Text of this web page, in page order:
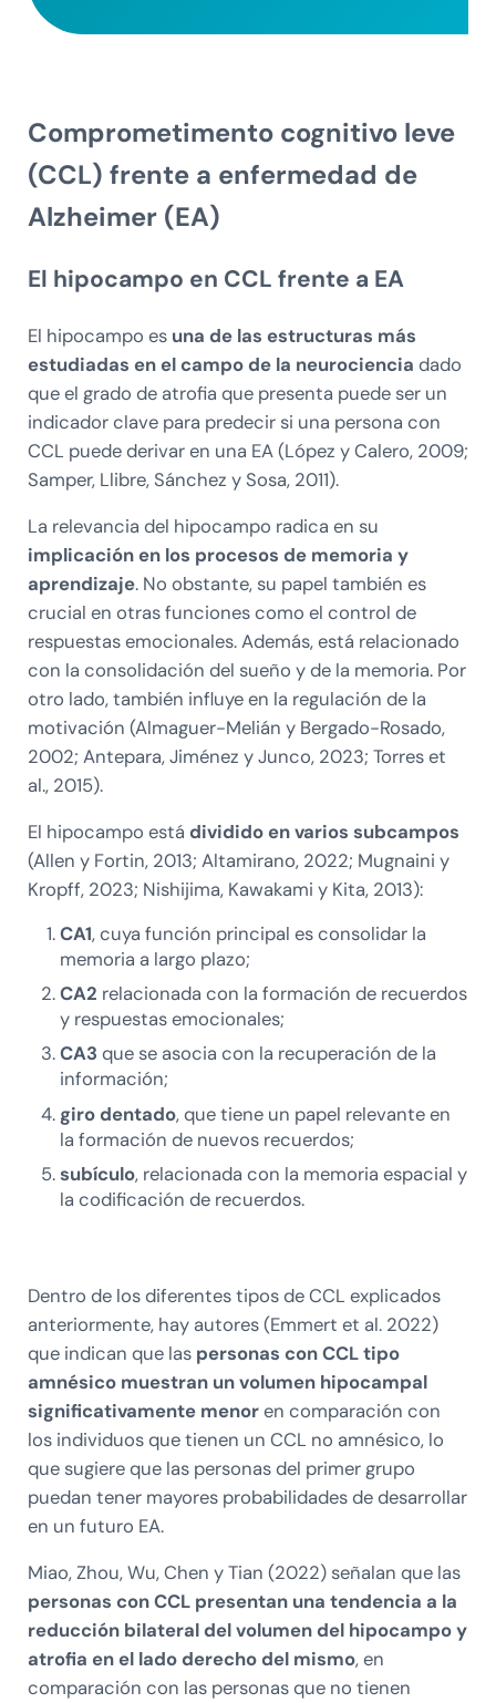
Comprometimento cognitivo leve
(CCL) frente a enfermedad de
Alzheimer (EA)
El hipocampo en CCL frente a EA
El hipocampo es una de las estructuras más
estudiadas en el campo de la neurociencia dado
que el grado de atrofia que presenta puede ser un
indicador clave para predecir si una persona con
CCL puede derivar en una EA (López y Calero, 2009;
Samper, Llibre, Sánchez y Sosa, 2011).
La relevancia del hipocampo radica en su
implicación en los procesos de memoria y
aprendizaje. No obstante, su papel también es
crucial en otras funciones como el control de
respuestas emocionales. Además, está relacionado
con la consolidación del sueño y de la memoria. Por
otro lado, también influye en la regulación de la
motivación (Almaguer-Melián y Bergado-Rosado,
2002; Antepara, Jiménez y Junco, 2023; Torres et
al., 2015).
El hipocampo está dividido en varios subcampos
(Allen y Fortin, 2013; Altamirano, 2022; Mugnaini y
Kropff, 2023; Nishijima, Kawakami y Kita, 2013):
CA1, cuya función principal es consolidar la
memoria a largo plazo;
CA2 relacionada con la formación de recuerdos
y respuestas emocionales;
CA3que se asocia con la recuperación de la
información;
giro dentado, que tiene un papel relevante en
la formación de nuevos recuerdos;
subículo, relacionada con la memoria espacial y
la codificación de recuerdos.
Dentro de los diferentes tipos de CCL explicados
anteriormente, hay autores (Emmert et al. 2022)
que indican que laspersonas con CCL tipo
amnésico muestran un volumen hipocampal
significativamente menoren comparación con
los individuos que tienen un CCL no amnésico, lo
que sugiere que las personas del primer grupo
puedan tener mayores probabilidades de desarrollar
en un futuro EA.
Miao, Zhou, Wu, Chen y Tian (2022) señalan que las
personas con CCL presentan una tendencia a la
reducción bilateral del volumen del hipocampo y
atrofia en el lado derecho del mismo, en
comparación con las personas que no tienen